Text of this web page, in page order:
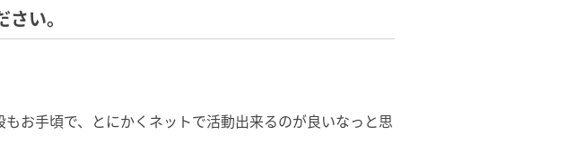
い。
お手頃で、とにかくネットで活動出来るのが良いなっと思